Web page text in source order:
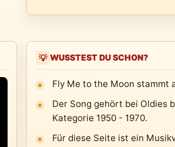
💡 WUSSTEST DU SCHON?
Fly Me to the Moon stammt
Der Song gehört bei Oldies
Kategorie 1950 - 1970.
Für diese Seite ist ein